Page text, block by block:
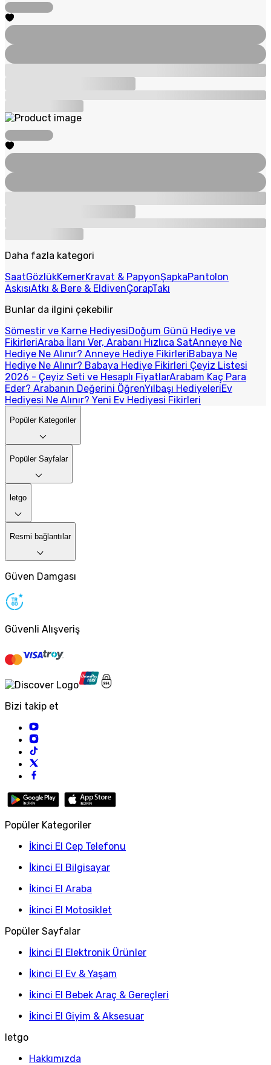
Daha fazla kategori
SaatGözlükKemerKravat & PapyonŞapkaPantolon
AskısıAtkı & Bere & EldivenÇorapTakı
Bunlar da ilgini çekebilir
Sömestir ve Karne HediyesiDoğum Günü Hediye ve
FikirleriAraba İlanı Ver, Arabanı Hızlıca SatAnneye Ne
Hediye Ne Alınır? Anneye Hediye FikirleriBabaya Ne
Hediye Ne Alınır? Babaya Hediye Fikirleri Çeyiz Listesi
2026 - Çeyiz Seti ve Hesaplı FiyatlarArabam Kaç Para
Eder? Arabanın Değerini ÖğrenYılbaşı HediyeleriEv
Hediyesi Ne Alınır? Yeni Ev Hediyesi Fikirleri
Popüler Kategoriler
Popüler Sayfalar
letgo
Resmi bağlantılar
Güven Damgası
Güvenli Alışveriş
Bizi takip et
Popüler Kategoriler
İkinci El Cep Telefonu
İkinci El Bilgisayar
İkinci El Araba
İkinci El Motosiklet
Popüler Sayfalar
İkinci El Elektronik Ürünler
İkinci El Ev & Yaşam
İkinci El Bebek Araç & Gereçleri
İkinci El Giyim & Aksesuar
letgo
Hakkımızda